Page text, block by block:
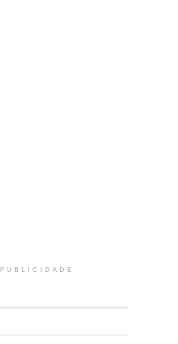
PUBLICIDADE